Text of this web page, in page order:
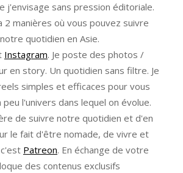
j'envisage sans pression éditoriale.
2 manières où vous pouvez suivre
quotidien en Asie.
Instagram. Je poste des photos /
en story. Un quotidien sans filtre. Je
simples et efficaces pour vous
l'univers dans lequel on évolue.
de suivre notre quotidien et d'en
le fait d'être nomade, de vivre et
Patreon. En échange de votre
des contenus exclusifs